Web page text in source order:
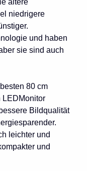
niedrigere
und haben
sie sind auch
80 cm
LEDMonitor
Bildqualität
leichter und
und